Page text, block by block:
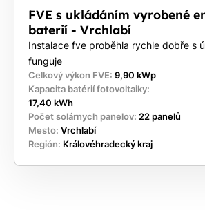
FVE s ukládáním vyrobené
baterií - Vrchlabí
Instalace fve proběhla rychle dobře s
funguje
Celkový výkon FVE: 9,90 kWp
Kapacita batérií fotovoltaiky:
17,40 kWh
Počet solárnych panelov: 22 panelů
Mesto: Vrchlabí
Región: Královéhradecký kraj